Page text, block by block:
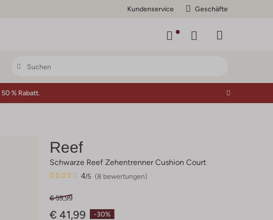
Kundenservice Geschäfte
50 % Rabatt.
Reef
Schwarze Reef Zehentrenner Cushion Court
(8 bewertungen)
4/5
8
4
-30%
€ 59,99
€ 41,99